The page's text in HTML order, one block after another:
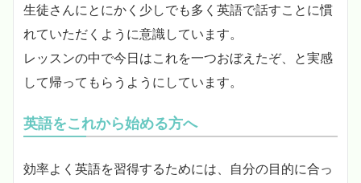
生徒さんにとにかく少しでも多く英語で話すことに慣
れていただくように意識しています。
レッスンの中で今日はこれを一つおぼえたぞ、と実感
して帰ってもらうようにしています。
英語をこれから始める方へ
効率よく英語を習得するためには、自分の目的に合っ